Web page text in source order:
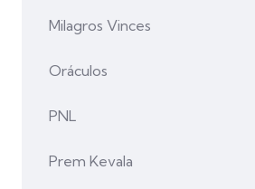
Milagros Vinces
Oráculos
PNL
Prem Kevala